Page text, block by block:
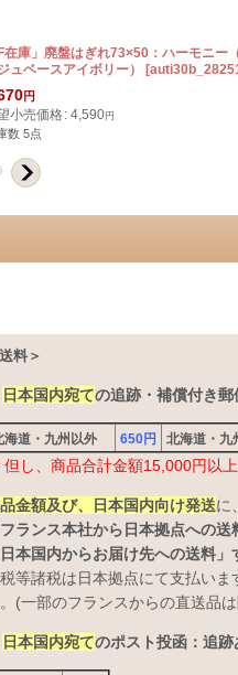
F在庫」廃盤はぎれ73×50：ハーモニー
ュベースアイボリー）
[
円
小売価格: 4,590円
数 5点
料＞
日本国内宛ての追跡・補償付き郵
海道・九州以外 650円 北海道・
但し、商品合計金額15,000円以
金額及び、日本国内向け発送に、
フランス本社から日本拠点への
日本国内からお届け先への送料」
等諸税は日本拠点にて支払い
(一部のフランスからの直送品
日本国内宛てのポスト投函：追跡